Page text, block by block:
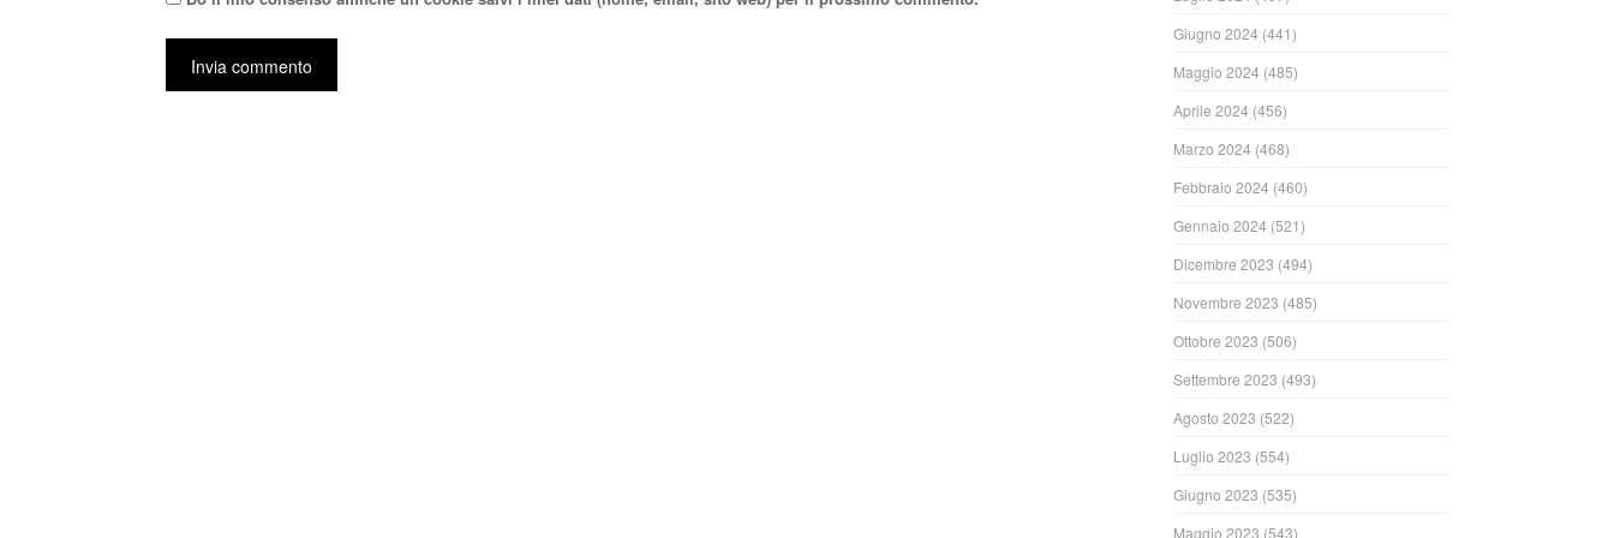
Giugno 2024 (441)
Maggio 2024 (485)
Aprile 2024 (456)
Marzo 2024 (468)
Febbraio 2024 (460)
Gennaio 2024 (521)
Dicembre 2023 (494)
Novembre 2023 (485)
Ottobre 2023 (506)
Settembre 2023 (493)
Agosto 2023 (522)
Luglio 2023 (554)
Giugno 2023 (535)
Maggio 2023 (543)